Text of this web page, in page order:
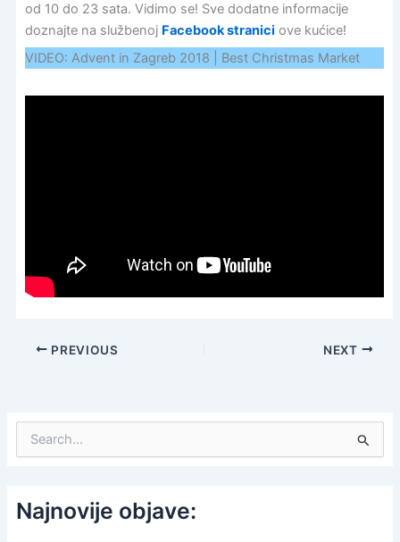
od 10 do 23 sata. Vidimo se! Sve dodatne informacije
doznajte na službenoj Facebook stranici ove kućice!
VIDEO: Advent in Zagreb 2018 | Best Christmas Market
PREVIOUS NEXT
c
hNajnovije objave: